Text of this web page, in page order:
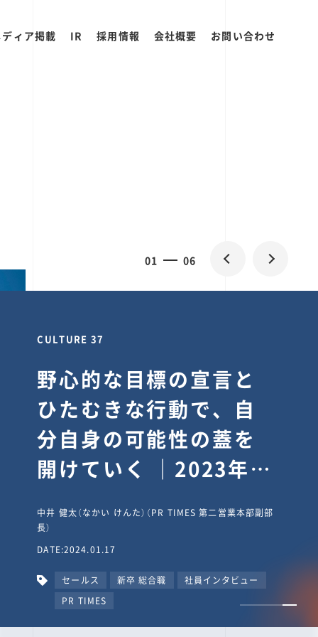
ィア掲載 IR 採用情報 会社概要 お問い合わせ
0 06
CULTURE 30
逆境では自分のスタン
スを変え“予想を裏切
り、期待を超える”【真
輔塾・前編】
山田真輔（やまだ しんすけ）（執行役員 兼 Jooto事業部
長）
DATE:2023.09.08
カルチャー CxO キャリア入社 Jooto